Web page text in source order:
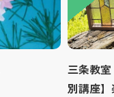
三条教
別講座